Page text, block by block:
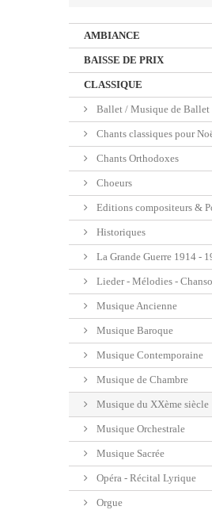
AMBIANCE
BAISSE DE PRIX
CLASSIQUE
Ballet / Musique de Ballet
Chants classiques pour
Chants Orthodoxes
Choeurs
Editions compositeurs &
Historiques
La Grande Guerre 1914 -
Lieder - Mélodies -
Musique Ancienne
Musique Baroque
Musique Contemporaine
Musique de Chambre
Musique du XXème siècle
Musique Orchestrale
Musique Sacrée
Opéra - Récital Lyrique
Orgue